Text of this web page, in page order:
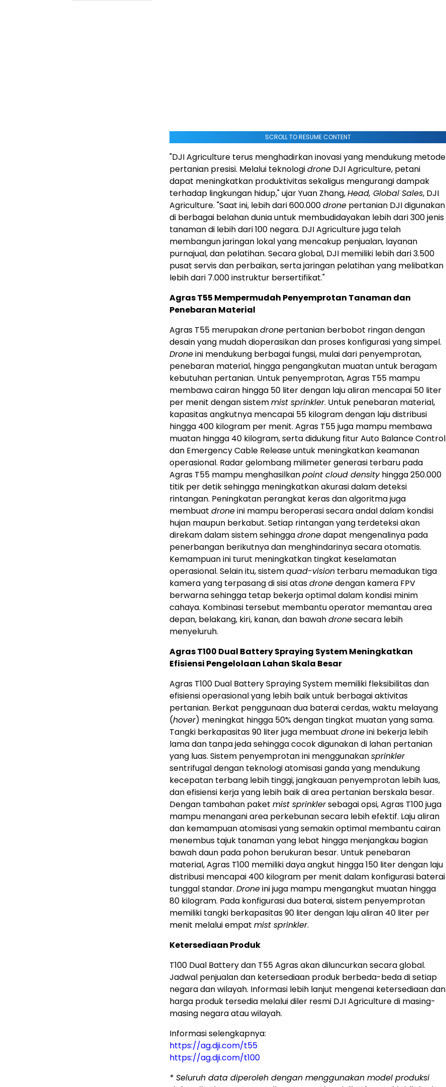
SCROLL TO RESUME CONTENT
"DJI Agriculture terus menghadirkan inovasi yang mendukung metode
pertanian presisi. Melalui teknologidrone DJI Agriculture, petani
dapat meningkatkan produktivitas sekaligus mengurangi dampak
terhadap lingkungan hidup," ujar Yuan Zhang,Head, Global Sales, DJI
Agriculture. "Saat ini, lebih dari 600.000drone pertanian DJI digunakan
di berbagai belahan dunia untuk membudidayakan lebih dari 300 jenis
tanaman di lebih dari 100 negara. DJI Agriculture juga telah
membangun jaringan lokal yang mencakup penjualan, layanan
purnajual, dan pelatihan. Secara global, DJI memiliki lebih dari 3.500
pusat servis dan perbaikan, serta jaringan pelatihan yang melibatkan
lebih dari 7.000 instruktur bersertifikat."
Agras T55 Mempermudah Penyemprotan Tanaman dan
Penebaran Material
Agras T55 merupakandrone pertanian berbobot ringan dengan
desain yang mudah dioperasikan dan proses konfigurasi yang simpel.
Droneini mendukung berbagai fungsi, mulai dari penyemprotan,
penebaran material, hingga pengangkutan muatan untuk beragam
kebutuhan pertanian. Untuk penyemprotan, Agras T55 mampu
membawa cairan hingga 50 liter dengan laju aliran mencapai 50 liter
per menit dengan sistemmist sprinkler. Untuk penebaran material,
kapasitas angkutnya mencapai 55 kilogram dengan laju distribusi
hingga 400 kilogram per menit. Agras T55 juga mampu membawa
muatan hingga 40 kilogram, serta didukung fitur Auto Balance Control
dan Emergency Cable Release untuk meningkatkan keamanan
operasional. Radar gelombang milimeter generasi terbaru pada
Agras T55 mampu menghasilkanpoint cloud densityhingga 250.000
titik per detik sehingga meningkatkan akurasi dalam deteksi
rintangan. Peningkatan perangkat keras dan algoritma juga
membuat droneini mampu beroperasi secara andal dalam kondisi
hujan maupun berkabut. Setiap rintangan yang terdeteksi akan
direkam dalam sistem sehinggadronedapat mengenalinya pada
penerbangan berikutnya dan menghindarinya secara otomatis.
Kemampuan ini turut meningkatkan tingkat keselamatan
operasional. Selain itu, sistemquad-vision terbaru memadukan tiga
kamera yang terpasang di sisi atasdronedengan kamera FPV
berwarna sehingga tetap bekerja optimal dalam kondisi minim
cahaya. Kombinasi tersebut membantu operator memantau area
depan, belakang, kiri, kanan, dan bawahdronesecara lebih
menyeluruh.
Agras T100 Dual Battery Spraying System Meningkatkan
Efisiensi Pengelolaan Lahan Skala Besar
Agras T100 Dual Battery Spraying System memiliki fleksibilitas dan
efisiensi operasional yang lebih baik untuk berbagai aktivitas
pertanian. Berkat penggunaan dua baterai cerdas, waktu melayang
(hover) meningkat hingga 50% dengan tingkat muatan yang sama.
Tangki berkapasitas 90 liter juga membuat droneini bekerja lebih
lama dan tanpa jeda sehingga cocok digunakan di lahan pertanian
yang luas. Sistem penyemprotan ini menggunakansprinkler
sentrifugal dengan teknologi atomisasi ganda yang mendukung
kecepatan terbang lebih tinggi, jangkauan penyemprotan lebih luas,
dan efisiensi kerja yang lebih baik di area pertanian berskala besar.
Dengan tambahan paket mist sprinklersebagai opsi, Agras T100 juga
mampu menangani area perkebunan secara lebih efektif. Laju aliran
dan kemampuan atomisasi yang semakin optimal membantu cairan
menembus tajuk tanaman yang lebat hingga menjangkau bagian
bawah daun pada pohon berukuran besar. Untuk penebaran
material, Agras T100 memiliki daya angkut hingga 150 liter dengan laju
distribusi mencapai 400 kilogram per menit dalam konfigurasi baterai
tunggal standar. Droneini juga mampu mengangkut muatan hingga
80 kilogram. Pada konfigurasi dua baterai, sistem penyemprotan
memiliki tangki berkapasitas 90 liter dengan laju aliran 40 liter per
menit melalui empat mist sprinkler.
Ketersediaan Produk
T100 Dual Battery dan T55 Agras akan diluncurkan secara global.
Jadwal penjualan dan ketersediaan produk berbeda-beda di setiap
negara dan wilayah. Informasi lebih lanjut mengenai ketersediaan dan
harga produk tersedia melalui diler resmi DJI Agriculture di masing-
masing negara atau wilayah.
Informasi selengkapnya:
https://ag.dji.com/t55
https://ag.dji.com/t100
* Seluruh data diperoleh dengan menggunakan model produksi